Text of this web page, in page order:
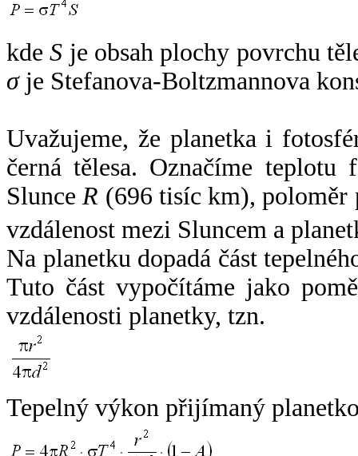
kdeS je obsah plochy povrchu
σje Stefanova-Boltzmannova
Uvažujeme, že planetka i
černá tělesa. Označíme
SlunceR (696 tisíc km),
vzdálenost mezi Sluncem a
Na planetku dopadá část
Tuto část vypočítáme jako
vzdálenosti planetky, tzn.
Tepelný výkon přijímaný